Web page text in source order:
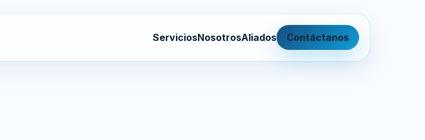
ServiciosNosotrosAliados Contáctanos